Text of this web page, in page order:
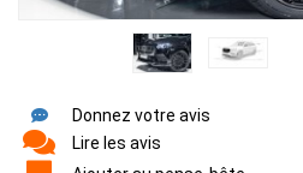
Donnez votre avis
Lire les avis